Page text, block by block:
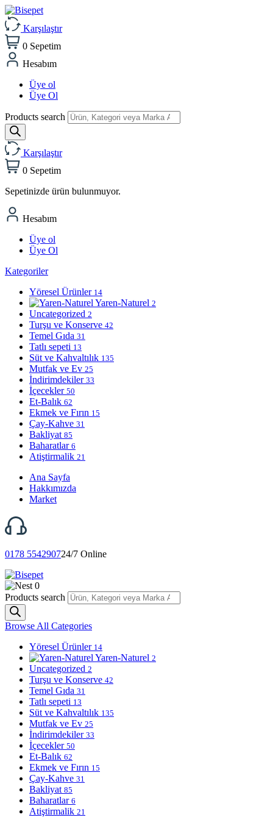
Karşılaştır
0 Sepetim
Hesabım
Üye ol
Üye Ol
Products search
Karşılaştır
0 Sepetim
Sepetinizde ürün bulunmuyor.
Hesabım
Üye ol
Üye Ol
Kategoriler
Yöresel Ürünler 14
Yaren-Naturel 2
Uncategorized 2
Turşu ve Konserve 42
Temel Gıda 31
Tatlı sepeti 13
Süt ve Kahvaltılık 135
Mutfak ve Ev 25
İndirimdekiler 33
İçecekler 50
Et-Balık 62
Ekmek ve Fırın 15
Çay-Kahve 31
Bakliyat 85
Baharatlar 6
Atiştirmalik 21
Ana Sayfa
Hakkımızda
Market
0178 554290724/7 Online
0
Products search
Browse All Categories
Yöresel Ürünler 14
Yaren-Naturel 2
Uncategorized 2
Turşu ve Konserve 42
Temel Gıda 31
Tatlı sepeti 13
Süt ve Kahvaltılık 135
Mutfak ve Ev 25
İndirimdekiler 33
İçecekler 50
Et-Balık 62
Ekmek ve Fırın 15
Çay-Kahve 31
Bakliyat 85
Baharatlar 6
Atiştirmalik 21